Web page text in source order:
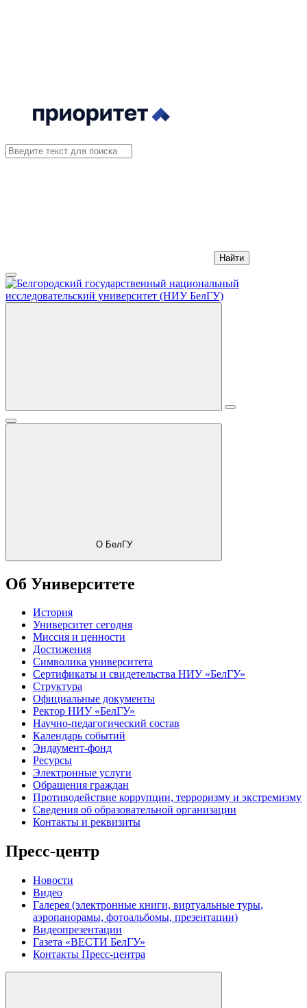
Найти
О БелГУ
Об Университете
История
Университет сегодня
Миссия и ценности
Достижения
Символика университета
Сертификаты и свидетельства НИУ «БелГУ»
Структура
Официальные документы
Ректор НИУ «БелГУ»
Научно-педагогический состав
Календарь событий
Эндаумент-фонд
Ресурсы
Электронные услуги
Обращения граждан
Противодействие коррупции, терроризму и экстремизму
Сведения об образовательной организации
Контакты и реквизиты
Пресс-центр
Новости
Видео
Галерея (электронные книги, виртуальные туры,
аэропанорамы, фотоальбомы, презентации)
Видеопрезентации
Газета «ВЕСТИ БелГУ»
Контакты Пресс-центра